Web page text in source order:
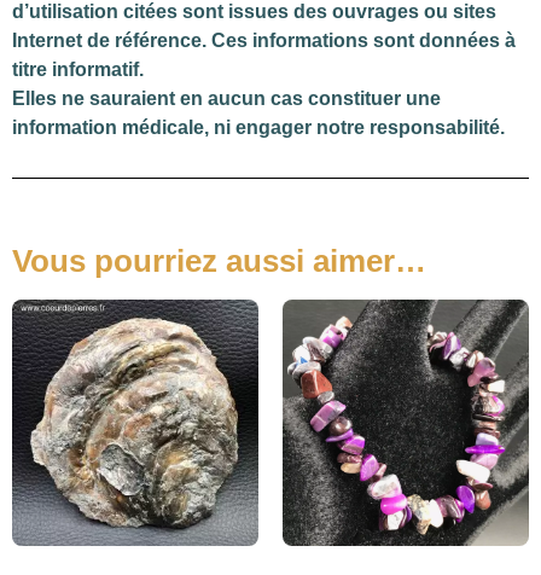
d’utilisation citées sont issues des ouvrages ou sites
Internet de référence. Ces informations sont données à
titre informatif.
Elles ne sauraient en aucun cas constituer une
information médicale, ni engager notre responsabilité.
Vous pourriez aussi aimer…